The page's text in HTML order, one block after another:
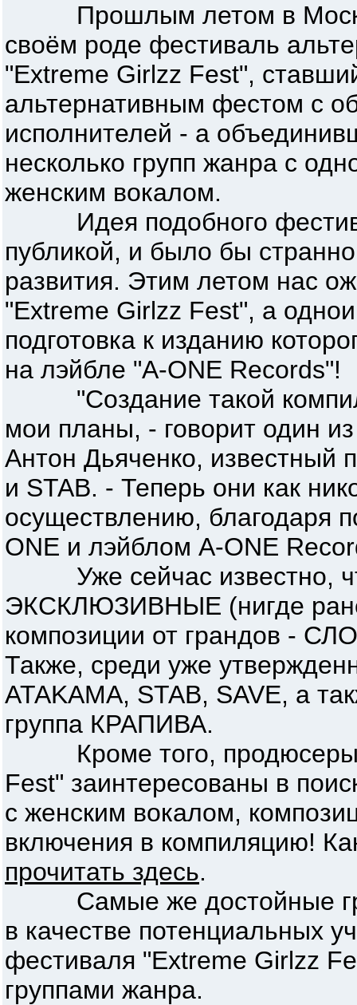
Прошлым летом в
своём роде фестиваль
"Extreme Girlzz Fest",
альтернативным фестом с
исполнителей - а
несколько групп жанра с
женским вокалом.
Идея подобного
публикой, и было бы
развития. Этим летом нас
"Extreme Girlzz Fest", а
подготовка к изданию
на лэйбле "A-ONE Records"!
"Создание такой
мои планы, - говорит один
Антон Дьяченко, известный
и STAB. - Теперь они как
осуществлению, благодаря
ONE и лэйблом A-ONE
Уже сейчас известно,
ЭКСКЛЮЗИВНЫЕ (нигде
композиции от грандов -
Также, среди уже
ATAKAMA, STAB, SAVE, а
группа КРАПИВА.
Кроме того, продюсеры
Fest" заинтересованы в
с женским вокалом,
включения в компиляцию!
прочитать здесь.
Самые же достойные
в качестве потенциальных
фестиваля "Extreme Girlzz
группами жанра.